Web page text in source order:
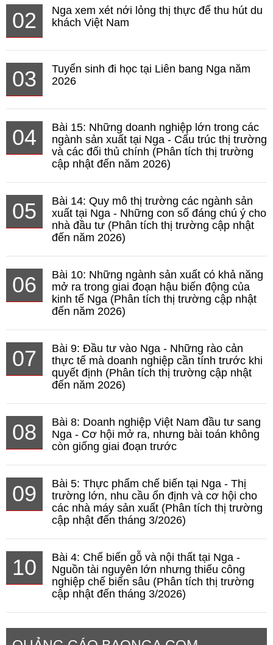
02
Nga xem xét nới lỏng thị thực để thu hút du
khách Việt Nam
03
Tuyển sinh đi học tại Liên bang Nga năm
2026
04
Bài 15: Những doanh nghiệp lớn trong các
ngành sản xuất tại Nga - Cấu trúc thị trường
và các đối thủ chính (Phân tích thị trường
cập nhật đến năm 2026)
05
Bài 14: Quy mô thị trường các ngành sản
xuất tại Nga - Những con số đáng chú ý cho
nhà đầu tư (Phân tích thị trường cập nhật
đến năm 2026)
06
Bài 10: Những ngành sản xuất có khả năng
mở ra trong giai đoạn hậu biến động của
kinh tế Nga (Phân tích thị trường cập nhật
đến năm 2026)
07
Bài 9: Đầu tư vào Nga - Những rào cản
thực tế mà doanh nghiệp cần tính trước khi
quyết định (Phân tích thị trường cập nhật
đến năm 2026)
08
Bài 8: Doanh nghiệp Việt Nam đầu tư sang
Nga - Cơ hội mở ra, nhưng bài toán không
còn giống giai đoạn trước
09
Bài 5: Thực phẩm chế biến tại Nga - Thị
trường lớn, nhu cầu ổn định và cơ hội cho
các nhà máy sản xuất (Phân tích thị trường
cập nhật đến tháng 3/2026)
10
Bài 4: Chế biến gỗ và nội thất tại Nga -
Nguồn tài nguyên lớn nhưng thiếu công
nghiệp chế biến sâu (Phân tích thị trường
cập nhật đến tháng 3/2026)